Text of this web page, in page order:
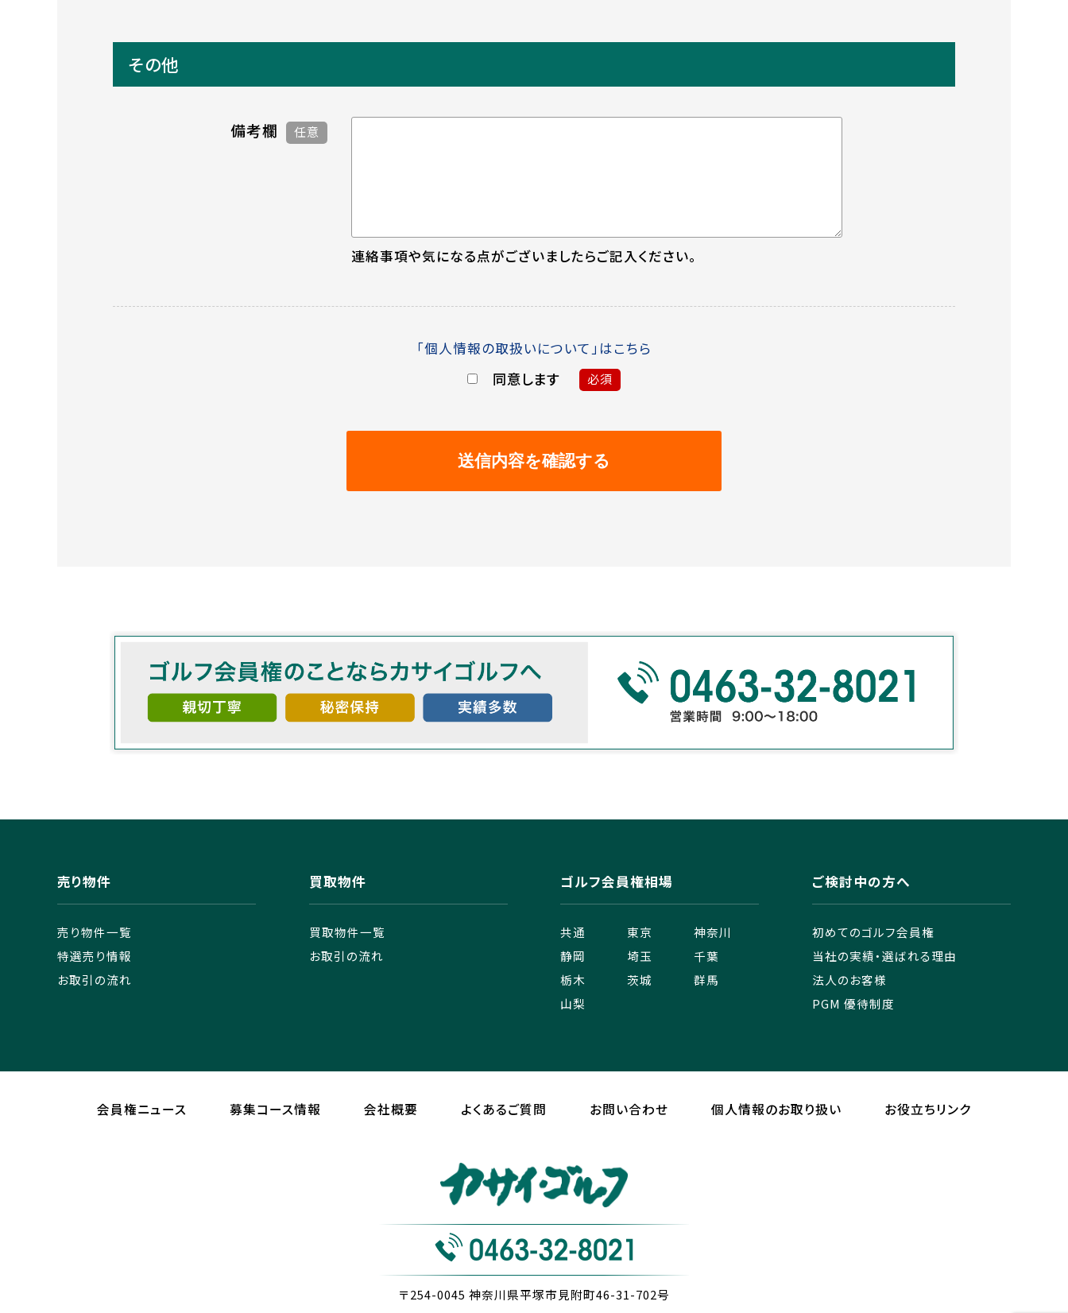
その他
備考欄 任意
連絡事項や気になる点がございましたらご記入ください。
「個人情報の取扱いについて」はこちら
同意します 必須
売り物件
売り物件一覧
特選売り情報
お取引の流れ
買取物件
買取物件一覧
お取引の流れ
ゴルフ会員権相場
共通 東京
神奈川
静岡
埼玉
千葉
栃木
茨城
群馬
山梨
ご検討中の方へ
初めてのゴルフ会員権
当社の実績・選ばれる理由
法人のお客様
PGM 優待制度
会員権ニュース 募集コース情報 会社概要 よくあるご質問 お問い合わせ 個人情報のお取り扱い お役立ちリンク
〒254-0045 神奈川県平塚市見附町46-31-702号